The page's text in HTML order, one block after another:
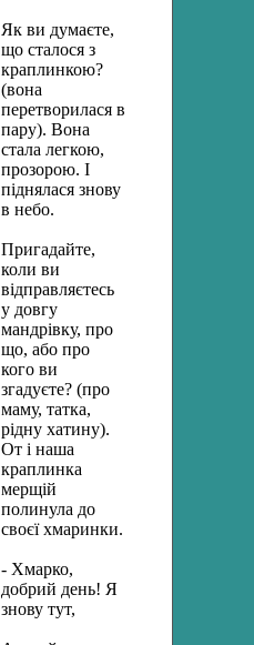
Як ви думаєте,
що сталося з
краплинкою?
(вона
перетворилася в
пару). Вона
стала легкою,
прозорою. І
піднялася знову
в небо.
Пригадайте,
коли ви
відправляєтесь
у довгу
мандрівку, про
що, або про
кого ви
згадуєте? (про
маму, татка,
рідну хатину).
От і наша
краплинка
мерщій
полинула до
своєї хмаринки.
- Хмарко,
добрий день! Я
знову тут,